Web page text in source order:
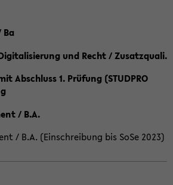
Ba
und Recht / Zusatzquali.
Abschluss 1. Prüfung (STUDPRO
/ B.A.
/ B.A. (Einschreibung bis SoSe 2023)